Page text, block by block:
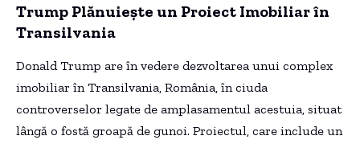
Trump Plănuiește un Proiect Imobiliar în
Transilvania
Donald Trump are în vedere dezvoltarea unui complex
imobiliar în Transilvania, România, în ciuda
controverselor legate de amplasamentul acestuia, situat
lângă o fostă groapă de gunoi. Proiectul, care include un